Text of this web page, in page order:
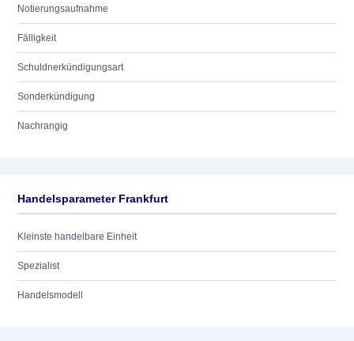
Notierungsaufnahme
Fälligkeit
Schuldnerkündigungsart
Sonderkündigung
Nachrangig
Handelsparameter Frankfurt
Kleinste handelbare Einheit
Spezialist
Handelsmodell